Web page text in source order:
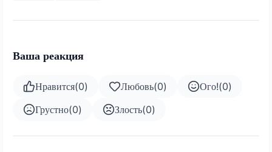
Ваша реакция
Нравится(0) Любовь(0) Ого!(0)
Грустно(0) Злость(0)